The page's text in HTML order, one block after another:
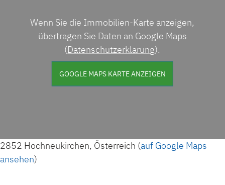
Wenn Sie die Immobilien-Karte anzeigen,
übertragen Sie Daten an Google Maps
(Datenschutzerklärung).
GOOGLE MAPS KARTE ANZEIGEN
2852 Hochneukirchen, Österreich (auf Google Maps
ansehen)